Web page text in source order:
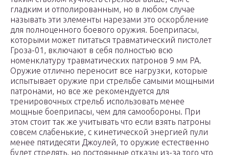
гладким и отполированным, но в любом случае
называть эти элементы нарезами это оскорбление
для полноценного боевого оружия. Боеприпасы,
которыми может питаться травматический пистолет
Гроза-01, включают в себя полностью всю
номенклатуру травматических патронов 9 мм РА.
Оружие отлично переносит все нагрузки, которые
испытывает оружие при стрельбе самыми мощными
патронами, но все же рекомендуется для
тренировочных стрельб использовать менее
мощные боеприпасы, чем для самообороны. При
этом стоит так же учитывать что если взять патроны
совсем слабенькие, с кинетической энергией пули
менее пятидесяти Джоулей, то оружие естественно
будет стрелять, но постоянные отказы из-за того что